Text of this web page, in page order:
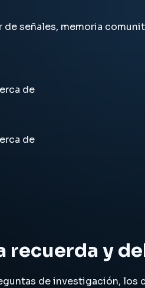
señales, memoria
de
de
recuerda y
de investigación,